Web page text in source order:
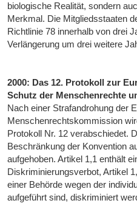
biologische Realität, sondern
Merkmal. Die Mitgliedsstaaten
Richtlinie 78 innerhalb von drei
Verlängerung um drei weitere
2000: Das 12. Protokoll zur
Schutz der Menschenrechte
Nach einer Strafandrohung der
Menschenrechtskommission
Protokoll Nr. 12 verabschiedet.
Beschränkung der Konvention
aufgehoben. Artikel 1,1 enthält
Diskriminierungsverbot, Artikel
einer Behörde wegen der
aufgeführt sind, diskriminiert